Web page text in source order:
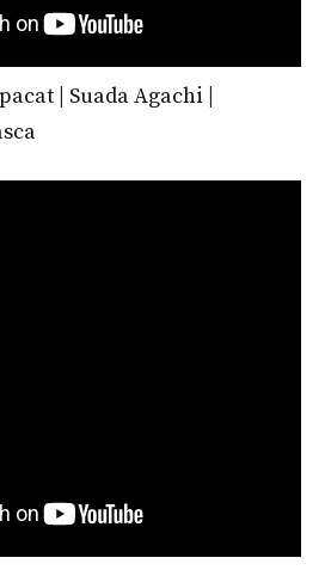
| Suada Agachi |